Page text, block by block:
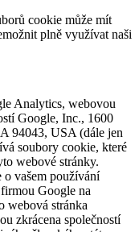
cookie může mít
plně využívat naši
Analytics, webovou
Google, Inc., 1600
94043, USA (dále jen
soubory cookie, které
webové stránky.
o vašem používání
Google na
webová stránka
zkrácena společností